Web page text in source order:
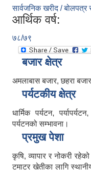
सार्वजनिक खरीद / बोलपत्र
आर्थिक वर्ष:
७८/७९
बजार क्षेत्र
अमलाबास बजार, छहरा
पर्यटकीय क्षेत्र
धार्मिक पर्यटन,
पर्यटनको सम्भावना।
प्रमुख पेशा
कृषि, व्यापार र नोकरी
टमाटर खेतीका लागि